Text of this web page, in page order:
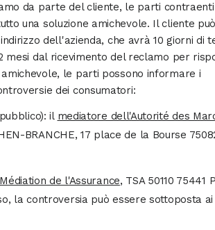
da parte del cliente, le parti contraenti
una soluzione amichevole. Il cliente può
dell'azienda, che avrà 10 giorni di
mesi dal ricevimento del reclamo per
le parti possono informare i
dei consumatori:
il mediatore dell'Autorité des
BRANCHE, 17 place de la Bourse
Médiation de l'Assurance, TSA 50110 75441
la controversia può essere sottoposta ai